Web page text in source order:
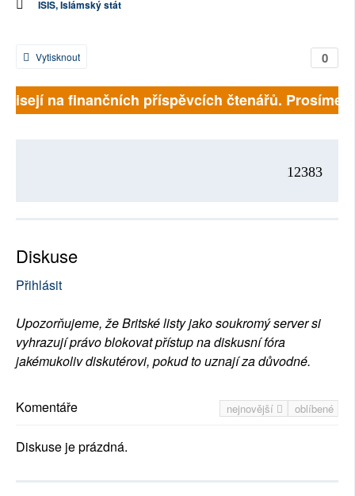
ISIS, Islámský stát
0
Vytisknout
na finančních příspěvcích čtenářů. Prosíme,
12383
Diskuse
Přihlásit
Upozorňujeme, že Britské listy jako soukromý server si
vyhrazují právo blokovat přístup na diskusní fóra
jakémukoliv diskutérovi, pokud to uznají za důvodné.
nejnovější oblíbené
Komentáře
Diskuse je prázdná.